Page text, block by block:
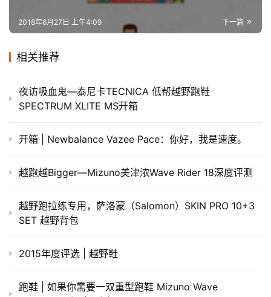
下一篇
2018年6月27日 上午4:09
相关推荐
夜访吸血鬼—泰尼卡TECNICA 低帮越野跑鞋
SPECTRUM XLITE MS开箱
开箱 | Newbalance Vazee Pace：你好，我是速度。
​越跑越Bigger—Mizuno美津浓Wave Rider 18深度评测
越野跑拉练专用，萨洛蒙（Salomon）SKIN PRO 10+3
SET 越野背包
2015年度评选 | 越野鞋
跑鞋 | 如果你需要一双重型跑鞋 Mizuno Wave